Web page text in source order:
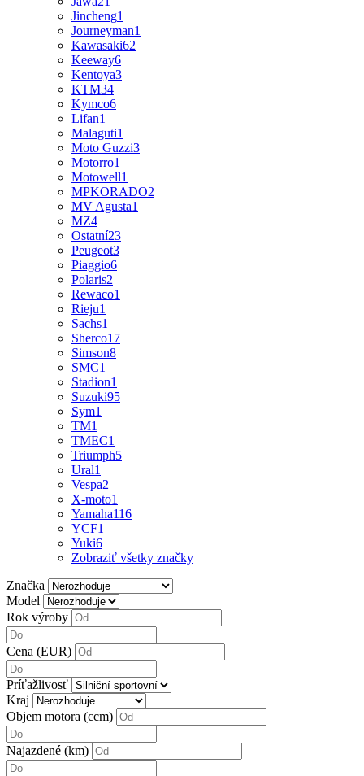
Jincheng1
Journeyman1
Kawasaki62
Keeway6
Kentoya3
KTM34
Kymco6
Lifan1
Malaguti1
Moto Guzzi3
Motorro1
Motowell1
MPKORADO2
MV Agusta1
MZ4
Ostatní23
Peugeot3
Piaggio6
Polaris2
Rewaco1
Rieju1
Sachs1
Sherco17
Simson8
SMC1
Stadion1
Suzuki95
Sym1
TM1
TMEC1
Triumph5
Ural1
Vespa2
X-moto1
Yamaha116
YCF1
Yuki6
Zobraziť všetky značky
Značka
Model
Rok výroby
Cena (EUR)
Príťažlivosť
Kraj
Objem motora (ccm)
Najazdené (km)